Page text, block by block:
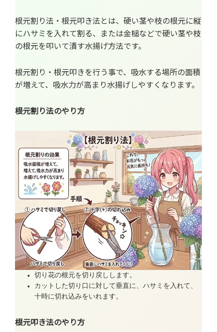
根元割り法・根元叩き法とは、硬い茎や枝の根元に縦
にハサミを入れて割る、または金槌などで硬い茎や枝
の根元を叩いて潰す水揚げ方法です。
根元割り・根元叩きを行う事で、吸水する場所の面積
が増えて、吸水力が高まり水揚げしやすくなります。
根元割り法のやり方
切り花の根元を切り戻しします。
カットした切り口に対して垂直に、ハサミを入れて、
十時に切れ込みをいれます。
根元叩き法のやり方